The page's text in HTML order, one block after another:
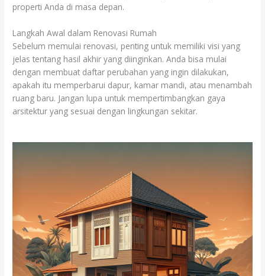
properti Anda di masa depan.
Langkah Awal dalam Renovasi Rumah
Sebelum memulai renovasi, penting untuk memiliki visi yang
jelas tentang hasil akhir yang diinginkan. Anda bisa mulai
dengan membuat daftar perubahan yang ingin dilakukan,
apakah itu memperbarui dapur, kamar mandi, atau menambah
ruang baru. Jangan lupa untuk mempertimbangkan gaya
arsitektur yang sesuai dengan lingkungan sekitar.